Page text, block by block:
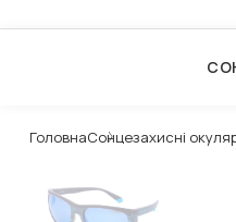
ГоловнаСонцезахисні